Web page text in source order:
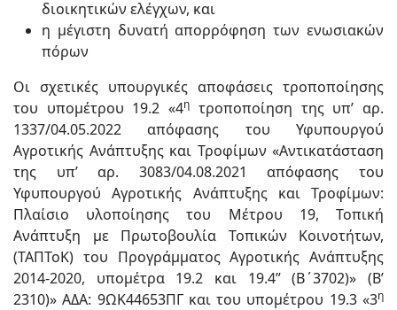
διοικητικών ελέγχων, και
η μέγιστη δυνατή απορρόφηση των ενωσιακών
πόρων
Οι σχετικές υπουργικές αποφάσεις τροποποίησης
του υπομέτρου 19.2 «4η τροποποίηση της υπ’ αρ.
1337/04.05.2022 απόφασης του Υφυπουργού
Αγροτικής Ανάπτυξης και Τροφίμων «Αντικατάσταση
της υπ’ αρ. 3083/04.08.2021 απόφασης του
Υφυπουργού Αγροτικής Ανάπτυξης και Τροφίμων:
Πλαίσιο υλοποίησης του Μέτρου 19, Τοπική
Ανάπτυξη με Πρωτοβουλία Τοπικών Κοινοτήτων,
(ΤΑΠΤοΚ) του Προγράμματος Αγροτικής Ανάπτυξης
2014-2020, υπομέτρα 19.2 και 19.4” (Β΄3702)» (Β’
2310)» ΑΔΑ: 9ΩΚ44653ΠΓ και του υπομέτρου 19.3 «3η